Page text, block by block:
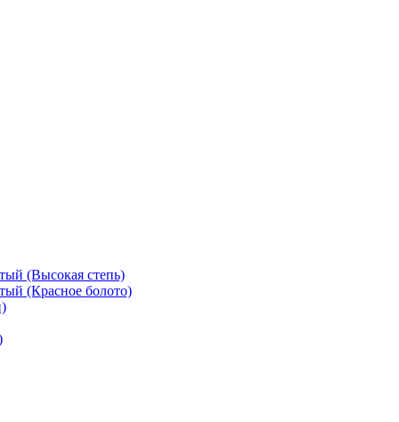
(Высокая степь)
(Красное болото)